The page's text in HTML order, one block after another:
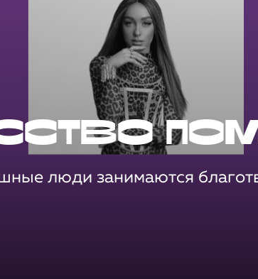
люди занимаются